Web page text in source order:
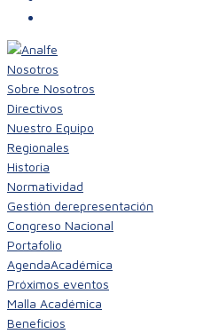
Nosotros
Sobre Nosotros
Directivos
Nuestro Equipo
Regionales
Historia
Normatividad
Gestión derepresentación
Congreso Nacional
Portafolio
AgendaAcadémica
Próximos eventos
Malla Académica
Beneficios